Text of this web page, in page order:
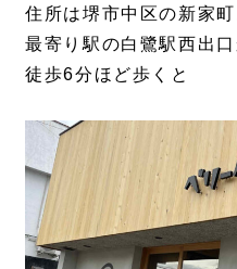
住所は堺市中区の新家町
最寄り駅の白鷺駅西出
徒歩6分ほど歩くと